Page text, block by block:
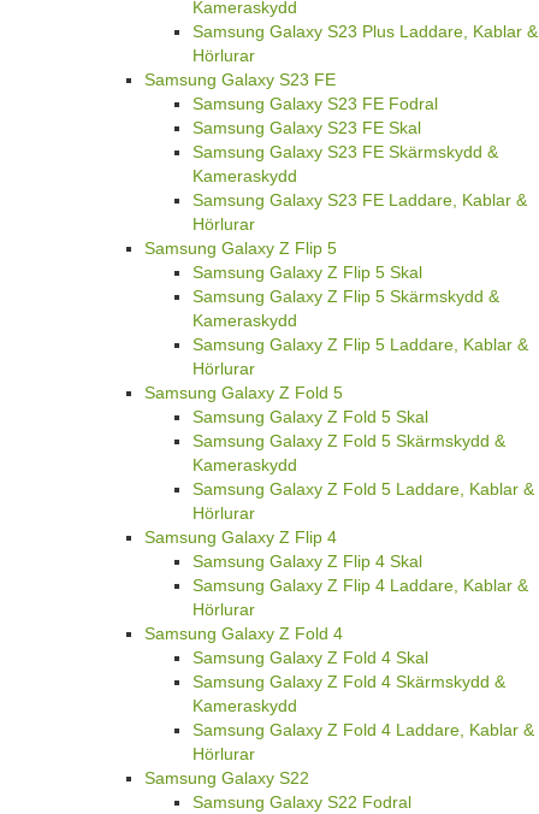
Kameraskydd
Samsung Galaxy S23 Plus Laddare, Kablar &
Hörlurar
Samsung Galaxy S23 FE
Samsung Galaxy S23 FE Fodral
Samsung Galaxy S23 FE Skal
Samsung Galaxy S23 FE Skärmskydd &
Kameraskydd
Samsung Galaxy S23 FE Laddare, Kablar &
Hörlurar
Samsung Galaxy Z Flip 5
Samsung Galaxy Z Flip 5 Skal
Samsung Galaxy Z Flip 5 Skärmskydd &
Kameraskydd
Samsung Galaxy Z Flip 5 Laddare, Kablar &
Hörlurar
Samsung Galaxy Z Fold 5
Samsung Galaxy Z Fold 5 Skal
Samsung Galaxy Z Fold 5 Skärmskydd &
Kameraskydd
Samsung Galaxy Z Fold 5 Laddare, Kablar &
Hörlurar
Samsung Galaxy Z Flip 4
Samsung Galaxy Z Flip 4 Skal
Samsung Galaxy Z Flip 4 Laddare, Kablar &
Hörlurar
Samsung Galaxy Z Fold 4
Samsung Galaxy Z Fold 4 Skal
Samsung Galaxy Z Fold 4 Skärmskydd &
Kameraskydd
Samsung Galaxy Z Fold 4 Laddare, Kablar &
Hörlurar
Samsung Galaxy S22
Samsung Galaxy S22 Fodral